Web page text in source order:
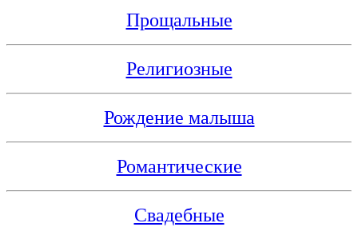
Прощальные
Религиозные
Рождение малыша
Романтические
Свадебные